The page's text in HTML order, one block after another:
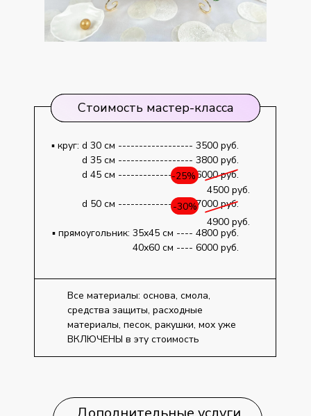
▪️ круг: d 30 см ------------------ 3500 руб.
d 35 см ------------------ 3800 руб.
d 45 см ------------------ 6000 руб.
d 50 см ------------------ 7000 руб.
▪️ прямоугольник: 35х45 см ---- 4800 руб.
40х60 см ---- 6000 руб.
4500 руб.
4900 руб.
-30%
Стоимость мастер-класса
Все материалы: основа, смола,
средства защиты, расходные
материалы, песок, ракушки, мох уже
ВКЛЮЧЕНЫ в эту стоимость
-25%